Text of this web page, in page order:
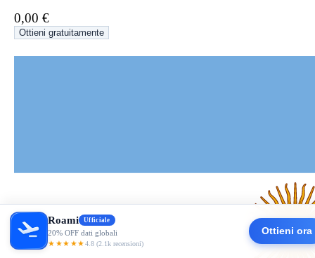
0,00 €
Ottieni gratuitamente
Roami Ufficiale
20% OFF dati globali
★★★★★4.8 (2.1k recensioni)
Ottieni ora